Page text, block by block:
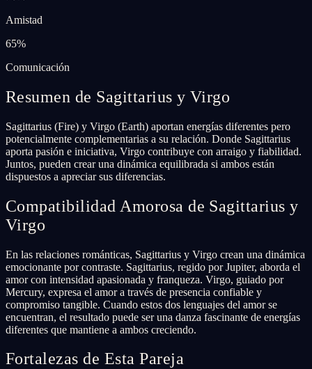
Amistad
65%
Comunicación
Resumen de Sagittarius y Virgo
Sagittarius (Fire) y Virgo (Earth) aportan energías diferentes pero
potencialmente complementarias a su relación. Donde Sagittarius
aporta pasión e iniciativa, Virgo contribuye con arraigo y fiabilidad.
Juntos, pueden crear una dinámica equilibrada si ambos están
dispuestos a apreciar sus diferencias.
Compatibilidad Amorosa de Sagittarius y
Virgo
En las relaciones románticas, Sagittarius y Virgo crean una dinámica
emocionante por contraste. Sagittarius, regido por Jupiter, aborda el
amor con intensidad apasionada y franqueza. Virgo, guiado por
Mercury, expresa el amor a través de presencia confiable y
compromiso tangible. Cuando estos dos lenguajes del amor se
encuentran, el resultado puede ser una danza fascinante de energías
diferentes que mantiene a ambos creciendo.
Fortalezas de Esta Pareja